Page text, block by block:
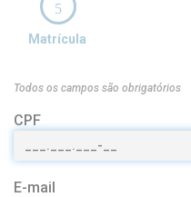
5
Matrícula
Todos os campos são obrigatórios
CPF
E-mail